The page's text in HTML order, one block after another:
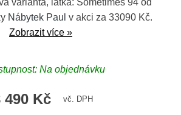
varianta, látka: Sometimes 94 od
Nábytek Paul v akci za 33090 Kč.
Zobrazit více »
Na objednávku
490 Kč vč. DPH